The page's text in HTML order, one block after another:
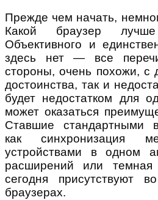
Прежде чем начать,
Какой браузер
Объективного и
здесь нет — все
стороны, очень похожи, с
достоинства, так и
будет недостатком для
может оказаться
Ставшие стандартными
как синхронизация
устройствами в одном
расширений или
сегодня присутствуют
браузерах.